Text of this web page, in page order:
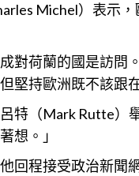
Michel）表示
對荷蘭的國是訪問
堅持歐洲既不該跟
特（Mark Rutte
想。」
回程接受政治新聞